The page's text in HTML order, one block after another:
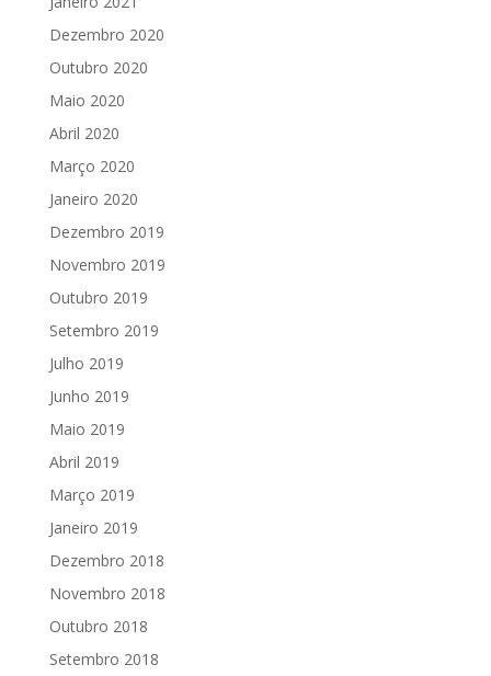
Dezembro 2020
Outubro 2020
Maio 2020
Abril 2020
Março 2020
Janeiro 2020
Dezembro 2019
Novembro 2019
Outubro 2019
Setembro 2019
Julho 2019
Junho 2019
Maio 2019
Abril 2019
Março 2019
Janeiro 2019
Dezembro 2018
Novembro 2018
Outubro 2018
Setembro 2018